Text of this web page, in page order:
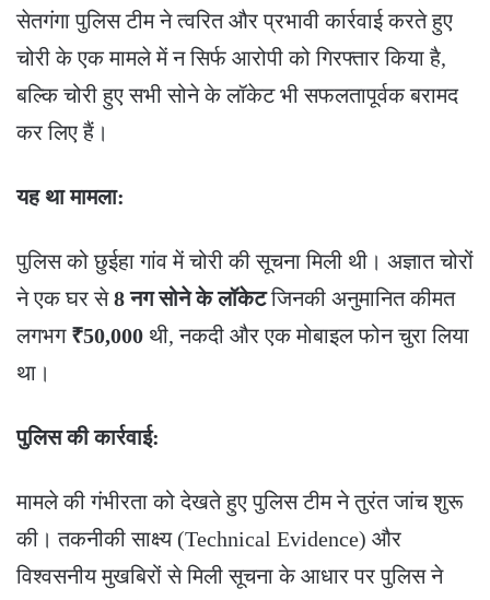
सेतगंगा पुलिस टीम ने त्वरित और प्रभावी कार्रवाई करते हुए
चोरी के एक मामले में न सिर्फ आरोपी को गिरफ्तार किया है,
बल्कि चोरी हुए सभी सोने के लॉकेट भी सफलतापूर्वक बरामद
कर लिए हैं।
यह था मामला:
​पुलिस को छुईहा गांव में चोरी की सूचना मिली थी। अज्ञात चोरों
ने एक घर से8 नग सोने के लॉकेटजिनकी अनुमानित कीमत
लगभग ₹50,000 थी, नकदी और एक मोबाइल फोन चुरा लिया
था।
पुलिस की कार्रवाई:
​मामले की गंभीरता को देखते हुए पुलिस टीम ने तुरंत जांच शुरू
की। तकनीकी साक्ष्य (Technical Evidence) और
विश्वसनीय मुखबिरों से मिली सूचना के आधार पर पुलिस ने